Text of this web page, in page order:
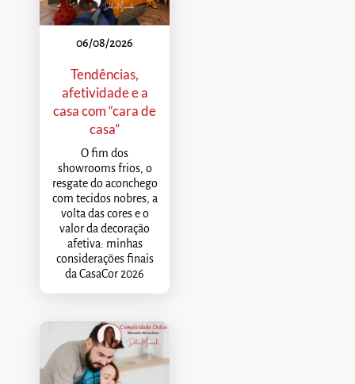
06/08/2026
Tendências,
afetividade e a
casa com “cara de
casa”
O fim dos
showrooms frios, o
resgate do aconchego
com tecidos nobres, a
volta das cores e o
valor da decoração
afetiva: minhas
considerações finais
da CasaCor 2026